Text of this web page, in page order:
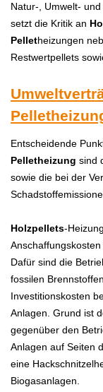
Natur-, Umwelt-
setzt die Kritik an
Pelletheizungen
Restwertpellets
Entscheidende
Pelletheizung sind
sowie die bei der
Holzpellets-H
Dafür sind die
fossilen
Investitionskosten
Anlagen. Grund ist
gegenüber den
Anlagen auf Seiten
eine
Biogasanlagen.